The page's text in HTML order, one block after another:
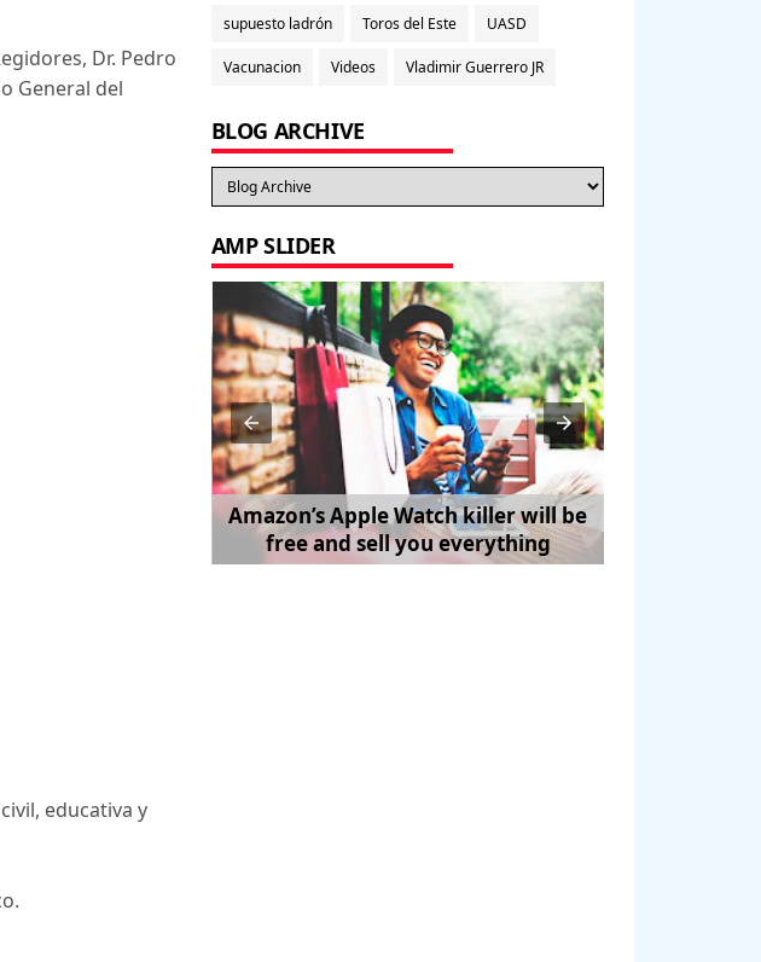
Dr. Pedro
General del
educativa y
supuesto ladrón Toros del Este UASD
Vacunacion Videos Vladimir Guerrero JR
BLOG ARCHIVE
AMP SLIDER
Amazon’s Apple Watch killer will be
free and sell you everything
for your Child’s
Party